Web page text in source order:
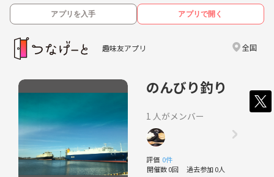
アプリを入手 アプリで開く
趣味友アプリ 全国
のんびり釣り
1 人がメンバー
評価 0件
開催数 0回 過去参加 0人